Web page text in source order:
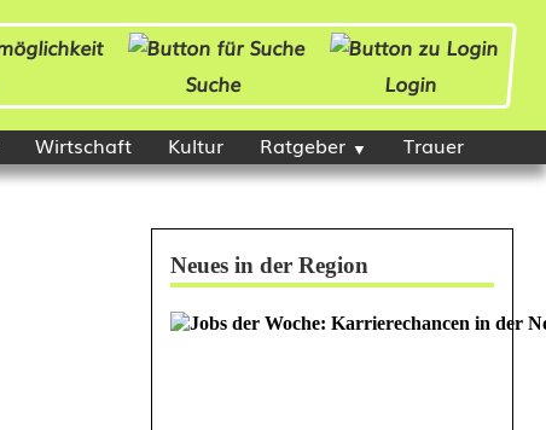
Suche Login
Wirtschaft Kultur Ratgeber Trauer
Neues in der Region